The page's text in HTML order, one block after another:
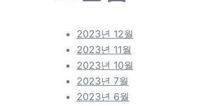
2023년 12월
2023년 11월
2023년 10월
2023년 7월
2023년 6월